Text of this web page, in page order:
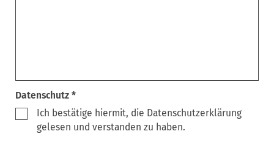
Datenschutz *
Ich bestätige hiermit, die Datenschutzerklärung
gelesen und verstanden zu haben.